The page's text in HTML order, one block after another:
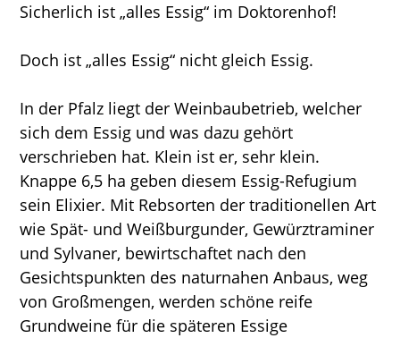
Sicherlich ist „alles Essig“ im Doktorenhof!
Doch ist „alles Essig“ nicht gleich Essig.
In der Pfalz liegt der Weinbaubetrieb, welcher
sich dem Essig und was dazu gehört
verschrieben hat. Klein ist er, sehr klein.
Knappe 6,5 ha geben diesem Essig-Refugium
sein Elixier. Mit Rebsorten der traditionellen Art
wie Spät- und Weißburgunder, Gewürztraminer
und Sylvaner, bewirtschaftet nach den
Gesichtspunkten des naturnahen Anbaus, weg
von Großmengen, werden schöne reife
Grundweine für die späteren Essige